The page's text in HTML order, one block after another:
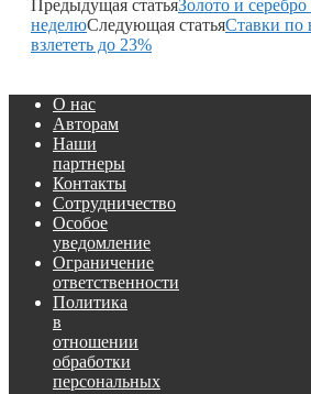
Предыдущая статьяЗолото и
неделюСледующая статьяСтавки по
взлететь до 23%
О нас
Авторам
Наши
партнеры
Контакты
Сотрудничество
Особое
уведомление
Ограничение
ответственности
Политика
в
отношении
обработки
персональных